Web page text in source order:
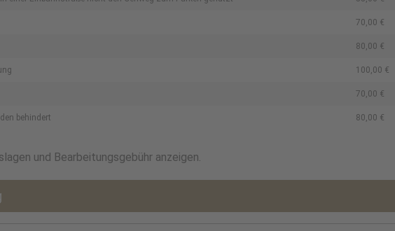
70,00 €
80,00 €
100,00 €
70,00 €
behindert 80,00 €
und Bearbeitungsgebühr anzeigen.